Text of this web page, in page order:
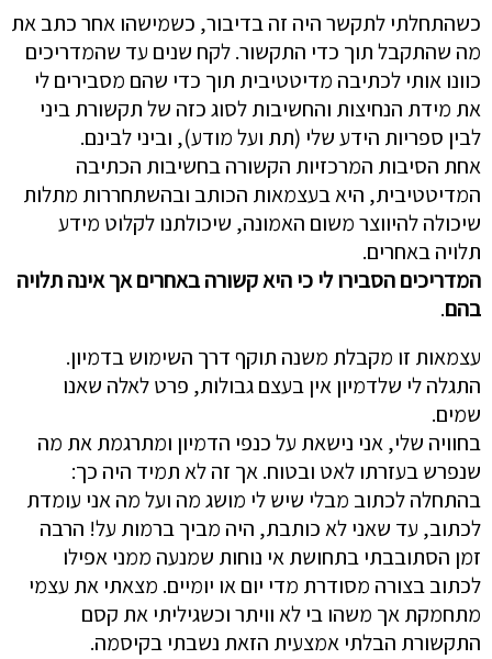
כשהתחלתי לתקשר היה זה בדיבור, כשמישהו אחר כתב את
מה שהתקבל תוך כדי התקשור. לקח שנים עד שהמדריכים
כוונו אותי לכתיבה מדיטטיבית תוך כדי שהם מסבירים לי
את מידת הנחיצות והחשיבות לסוג כזה של תקשורת ביני
לבין ספריות הידע שלי (תת ועל מודע), וביני לבינם.
אחת הסיבות המרכזיות הקשורה בחשיבות הכתיבה
המדיטטיבית, היא בעצמאות הכותב ובהשתחררות מתלות
שיכולה להיווצר משום האמונה, שיכולתנו לקלוט מידע
תלויה באחרים.
המדריכים הסבירו לי כי היא קשורה באחרים אך אינה תלויה
בהם.
עצמאות זו מקבלת משנה תוקף דרך השימוש בדמיון.
התגלה לי שלדמיון אין בעצם גבולות, פרט לאלה שאנו
שמים.
בחוויה שלי, אני נישאת על כנפי הדמיון ומתרגמת את מה
שנפרש בעזרתו לאט ובטוח. אך זה לא תמיד היה כך:
בהתחלה לכתוב מבלי שיש לי מושג מה ועל מה אני עומדת
לכתוב, עד שאני לא כותבת, היה מביך ברמות על! הרבה
זמן הסתובבתי בתחושת אי נוחות שמנעה ממני אפילו
לכתוב בצורה מסודרת מדי יום או יומיים. מצאתי את עצמי
מתחמקת אך משהו בי לא וויתר וכשגיליתי את קסם
התקשורת הבלתי אמצעית הזאת נשבתי בקיסמה.